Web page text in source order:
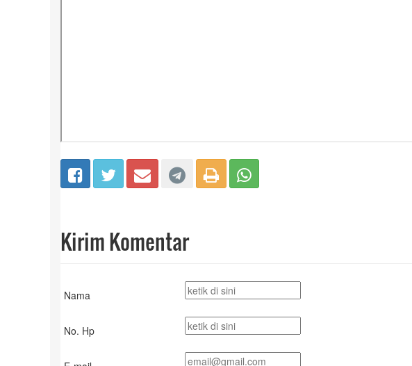
Kirim Komentar
Nama
No. Hp